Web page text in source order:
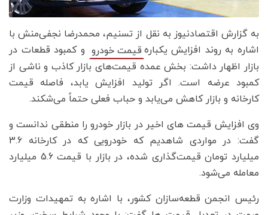
به گزارش اقتصادنیوز به نقل از تسنیم، محمدرضا نجفی‌منش با
اشاره به روند افزایش یکباره قیمت خودرو و کمبود قطعات در
بازار اظهار داشت: بخش عمده قیمت‌های بازار کاذب و ناشی از
کمبود عرضه است. اگر تولید افزایش یابد، فاصله قیمت
کارخانه و بازار کاهش می‌یابد و حباب فعلی حتماً می‌شکند.
وی افزایش قیمت های اخیر در بازار خودرو را منطقی ندانست و
گفت: در مواردی شاهدیم که خودرویی که در کارخانه 3.6
میلیارد تومان قیمت‌گذاری شده، در بازار با قیمت 5.6 میلیارد
معامله می‌شود.
رئیس انجمن قطعه‌سازان کشور، با اشاره به تمهیدات وزارت